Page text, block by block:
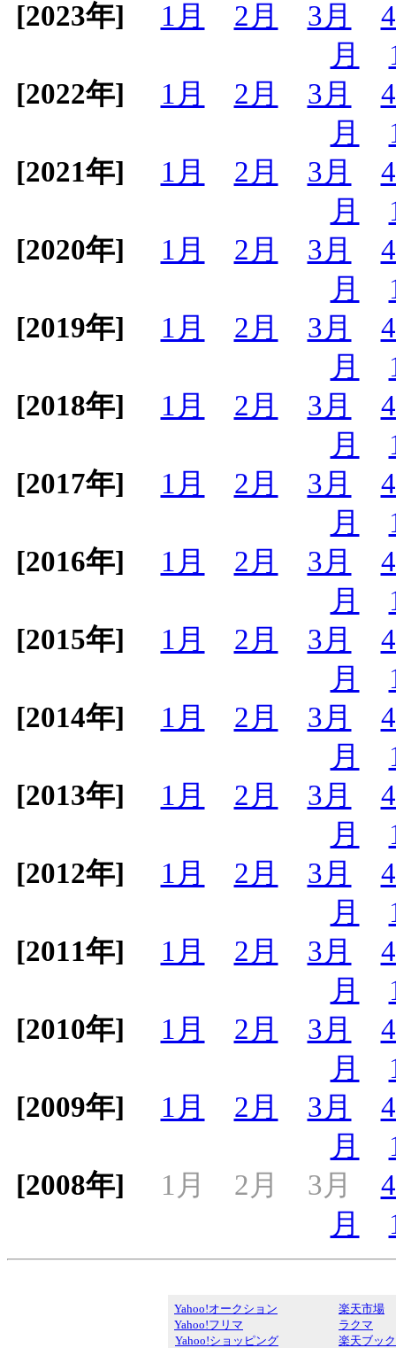
[2023年] 1月 2月 3月
月
[2022年]
1月 2月 3月
月
[2021年]
1月 2月 3月
月
[2020年]
1月 2月 3月
月
[2019年]
1月 2月 3月
月
[2018年]
1月 2月 3月
月
[2017年]
1月 2月 3月
月
[2016年]
1月 2月 3月
月
[2015年]
1月 2月 3月
月
[2014年]
1月 2月 3月
月
[2013年]
1月 2月 3月
月
[2012年]
1月 2月 3月
月
[2011年]
1月 2月 3月
月
[2010年]
1月 2月 3月
月
[2009年]
1月 2月 3月
月
[2008年]
1月 2月 3月
月
Yahoo!オークション
Yahoo!フリマ
Yahoo!ショッピング
楽天市場
ラクマ
楽天ブッ